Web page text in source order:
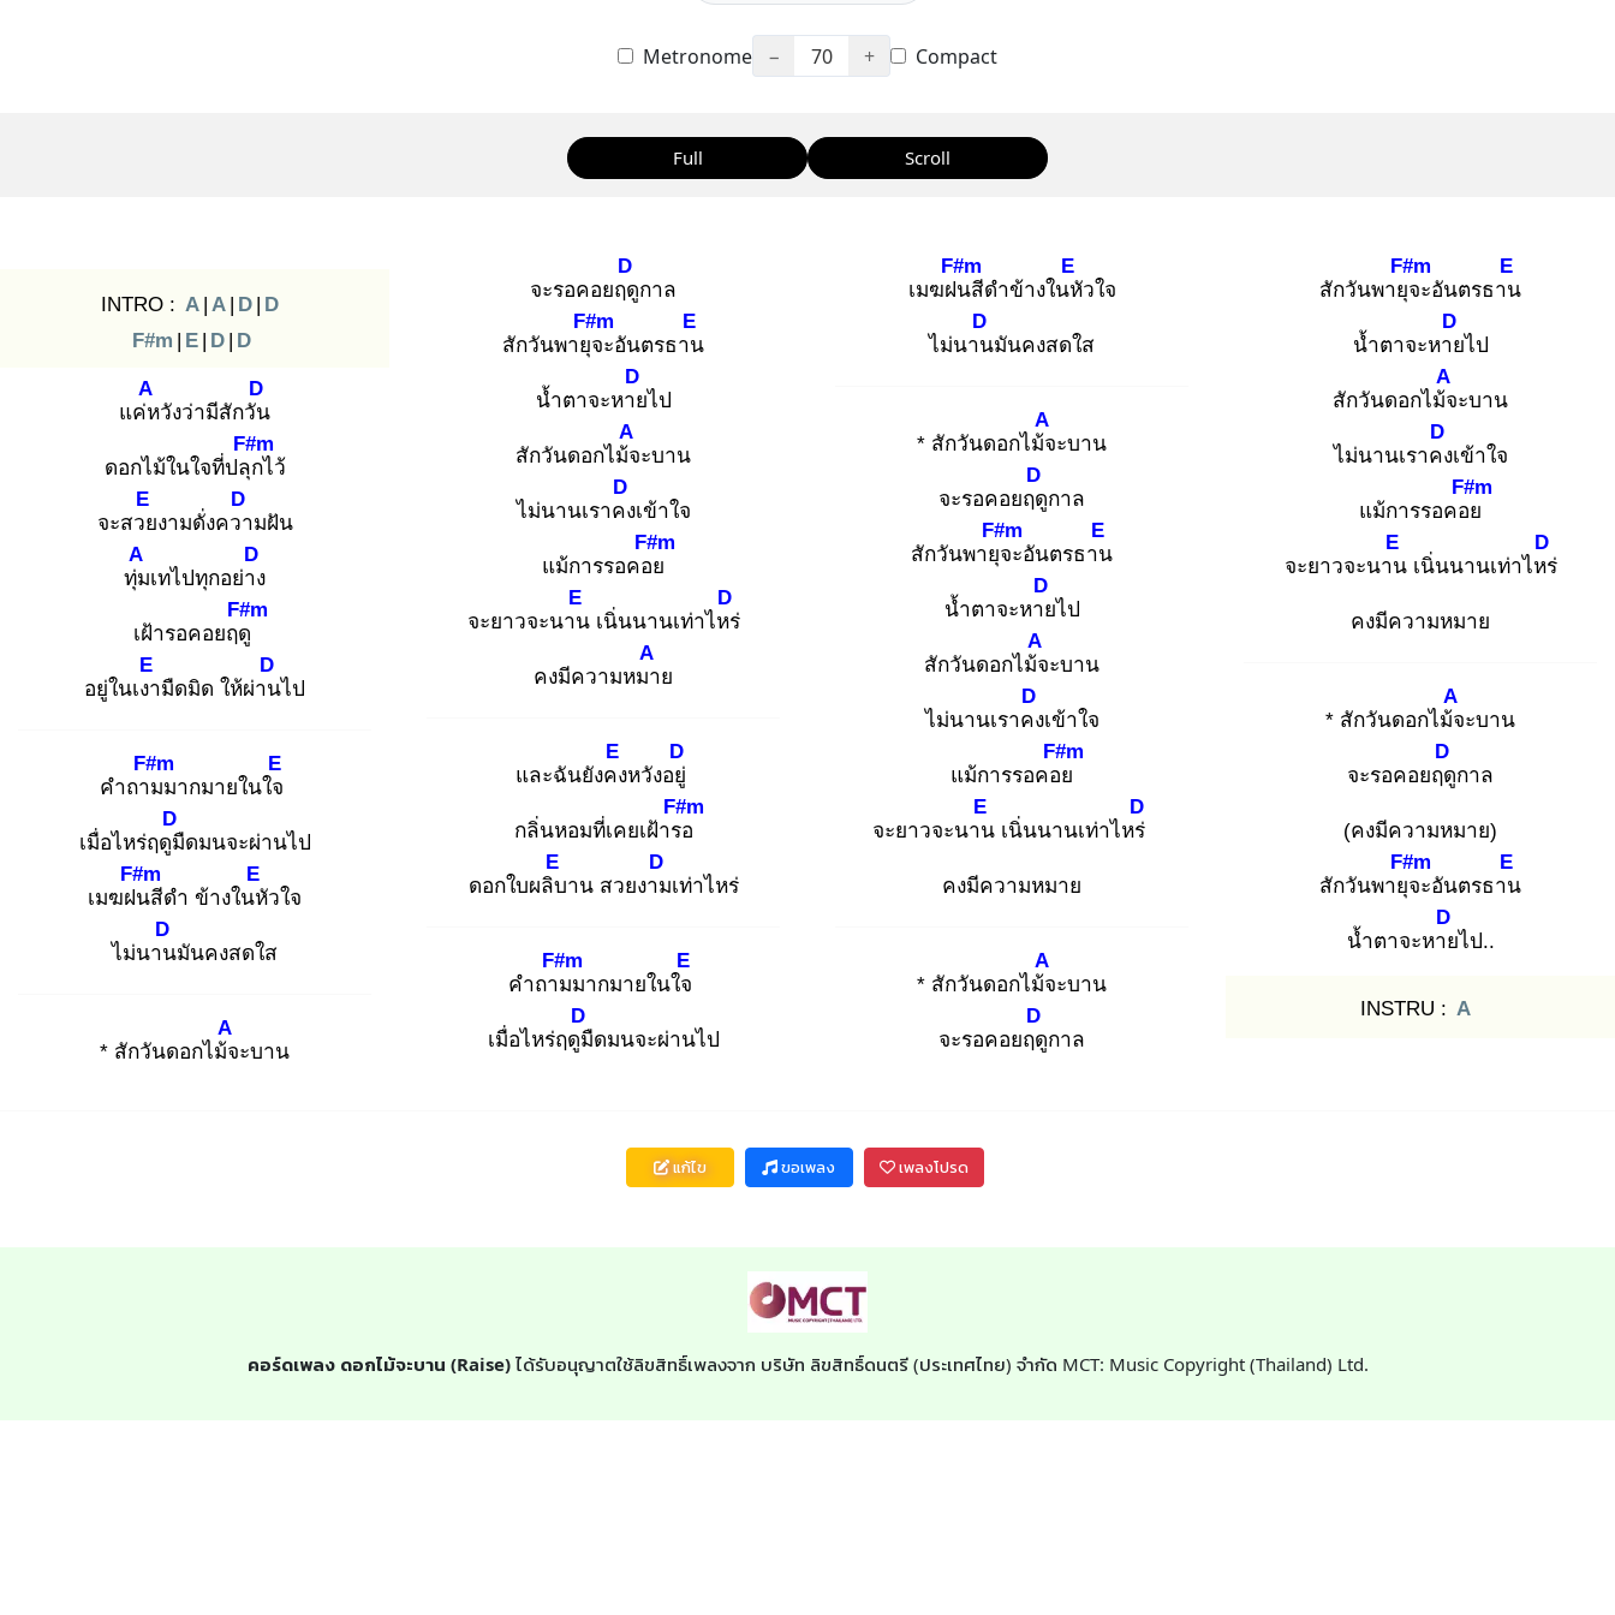
Metronome − 70 + Compact
Full Scroll
INTRO : A | A | D | D
F#m | E | D | D
แค่ห
A
วังว่ามีสักวัน
D
ดอกไม้ในใจที่ปลุก
F#m
ไว้
จะสวย
E
งามดั่งควา
D
มฝัน
ทุ่ม
A
เทไปทุกอย่าง
D
เฝ้ารอคอยฤดู
F#m
อยู่ในเงา
E
มืดมิด ให้ผ่าน
D
ไป
คำถาม
F#m
มากมายในใจ
E
เมื่อไหร่ฤดูมื
D
ดมนจะผ่านไป
เมฆฝน
F#m
สีดำ ข้างในหั
E
วใจ
ไม่นาน
D
มันคงสดใส
* สักวันดอกไม้จ
A
ะบาน
จะรอคอยฤดู
D
กาล
สักวันพายุจ
F#m
ะอันตรธาน
E
น้ำตาจะหาย
D
ไป
สักวันดอกไม้จ
A
ะบาน
ไม่นานเราคง
D
เข้าใจ
แม้การรอคอย
F#m
จะยาวจะนาน
E
เนิ่นนานเท่าไหร่
D
คงมีความหมา
A
ย
และฉันยังคง
E
หวังอยู่
D
กลิ่นหอมที่เคยเฝ้ารอ
F#m
ดอกใบผลิบ
E
าน สวยงาม
D
เท่าไหร่
คำถาม
F#m
มากมายในใจ
E
เมื่อไหร่ฤดูมื
D
ดมนจะผ่านไป
เมฆฝน
F#m
สีดำข้างในหั
E
วใจ
ไม่นาน
D
มันคงสดใส
* สักวันดอกไม้จ
A
ะบาน
จะรอคอยฤดู
D
กาล
สักวันพายุจ
F#m
ะอันตรธาน
E
น้ำตาจะหาย
D
ไป
สักวันดอกไม้จ
A
ะบาน
ไม่นานเราคง
D
เข้าใจ
แม้การรอคอย
F#m
จะยาวจะนาน
E
เนิ่นนานเท่าไหร่
D
คงมีความหมาย
* สักวันดอกไม้จ
A
ะบาน
จะรอคอยฤดู
D
กาล
สักวันพายุจ
F#m
ะอันตรธาน
E
น้ำตาจะหาย
D
ไป
สักวันดอกไม้จ
A
ะบาน
ไม่นานเราคง
D
เข้าใจ
แม้การรอคอย
F#m
จะยาวจะนาน
E
เนิ่นนานเท่าไหร่
D
คงมีความหมาย
* สักวันดอกไม้จ
A
ะบาน
จะรอคอยฤดู
D
กาล
(คงมีความหมาย)
สักวันพายุจ
F#m
ะอันตรธาน
E
น้ำตาจะหาย
D
ไป..
INSTRU : A
แก้ไข ขอเพลง เพลงโปรด
คอร์ดเพลง ดอกไม้จะบาน (Raise)ได้รับอนุญาตใช้ลิขสิทธิ์เพลงจาก บริษัท ลิขสิทธิ์ดนตรี (ประเทศไทย) จำกัด MCT: Music Copyright (Thailand) Ltd.